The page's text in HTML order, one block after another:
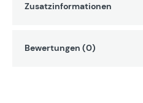
Zusatzinformationen
Bewertungen (0)